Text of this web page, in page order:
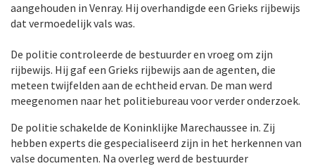
aangehouden in Venray. Hij overhandigde een Grieks rijbewijs
dat vermoedelijk vals was.
De politie controleerde de bestuurder en vroeg om zijn
rijbewijs. Hij gaf een Grieks rijbewijs aan de agenten, die
meteen twijfelden aan de echtheid ervan. De man werd
meegenomen naar het politiebureau voor verder onderzoek.
De politie schakelde de Koninklijke Marechaussee in. Zij
hebben experts die gespecialiseerd zijn in het herkennen van
valse documenten. Na overleg werd de bestuurder